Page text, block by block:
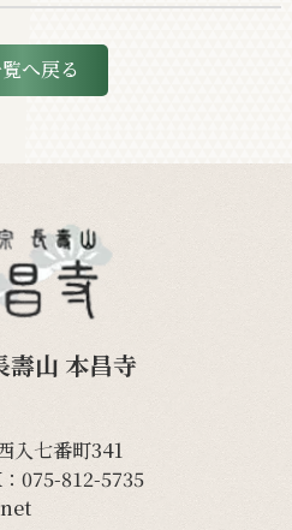
へ戻る
壽山 本昌寺
入七番町341
075-812-5735